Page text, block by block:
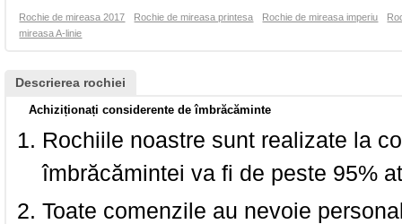
Rochie de mireasa 2017 Rochie de mireasa printesa Rochie de mireasa imperiu
mireasa A-linie
Descrierea rochiei
Achiziționați considerente de îmbrăcăminte
Rochiile noastre sunt realizate la
îmbrăcămintei va fi de peste 95%
Toate comenzile au nevoie